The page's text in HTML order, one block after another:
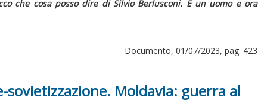
che cosa posso dire di Silvio Berlusconi. È un uomo e ora
Documento, 01/07/2023, pag. 423
Moldavia: guerra al